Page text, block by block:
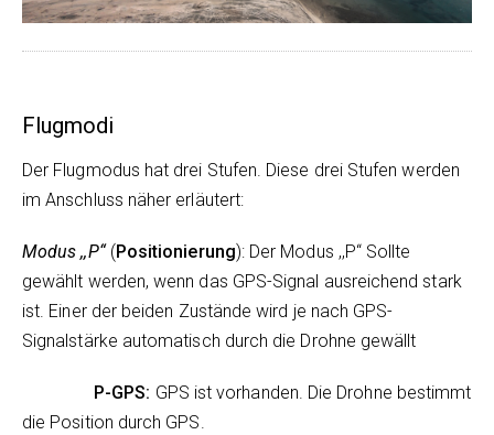
Flugmodi
Der Flugmodus hat drei Stufen. Diese drei Stufen werden
im Anschluss näher erläutert:
Modus ,,P“ (Positionierung): Der Modus ,,P“ Sollte
gewählt werden, wenn das GPS-Signal ausreichend stark
ist. Einer der beiden Zustände wird je nach GPS-
Signalstärke automatisch durch die Drohne gewällt
P-GPS: GPS ist vorhanden. Die Drohne bestimmt
die Position durch GPS.